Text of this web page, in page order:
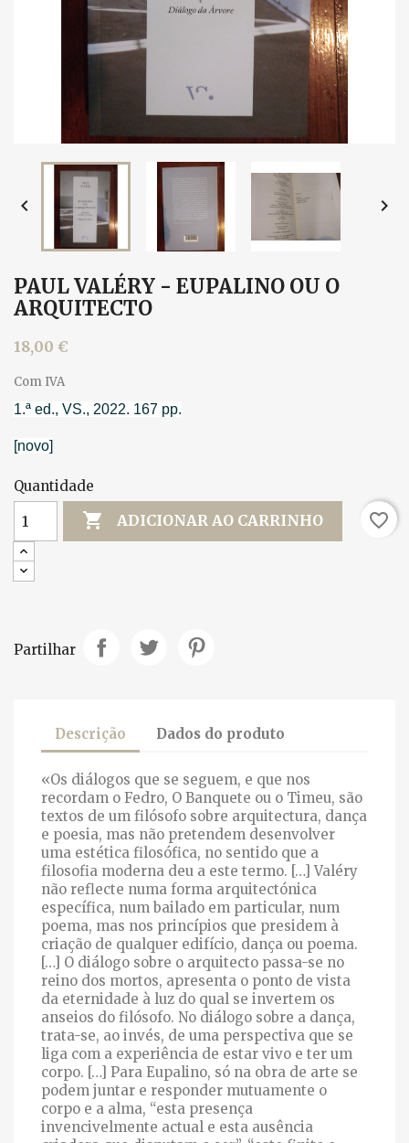
 
PAUL VALÉRY - EUPALINO OU O
ARQUITECTO
18,00 €
Com IVA
1.ª ed., VS., 2022. 167 pp.
[novo]
Quantidade
 ADICIONAR AO CARRINHO favorite_border
Partilhar
Descrição Dados do produto
«Os diálogos que se seguem, e que nos
recordam o Fedro, O Banquete ou o Timeu, são
textos de um filósofo sobre arquitectura, dança
e poesia, mas não pretendem desenvolver
uma estética filosófica, no sentido que a
filosofia moderna deu a este termo. […] Valéry
não reflecte numa forma arquitectónica
específica, num bailado em particular, num
poema, mas nos princípios que presidem à
criação de qualquer edifício, dança ou poema.
[…] O diálogo sobre o arquitecto passa-se no
reino dos mortos, apresenta o ponto de vista
da eternidade à luz do qual se invertem os
anseios do filósofo. No diálogo sobre a dança,
trata-se, ao invés, de uma perspectiva que se
liga com a experiência de estar vivo e ter um
corpo. […] Para Eupalino, só na obra de arte se
podem juntar e responder mutuamente o
corpo e a alma, “esta presença
invencivelmente actual e esta ausência